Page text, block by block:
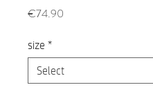
€74.90
size *